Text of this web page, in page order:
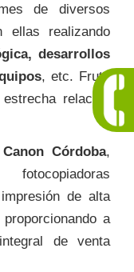
de diversos
ellas realizando
desarrollos
, etc. Fruto
relación
Canon Córdoba,
de alta
a
de venta